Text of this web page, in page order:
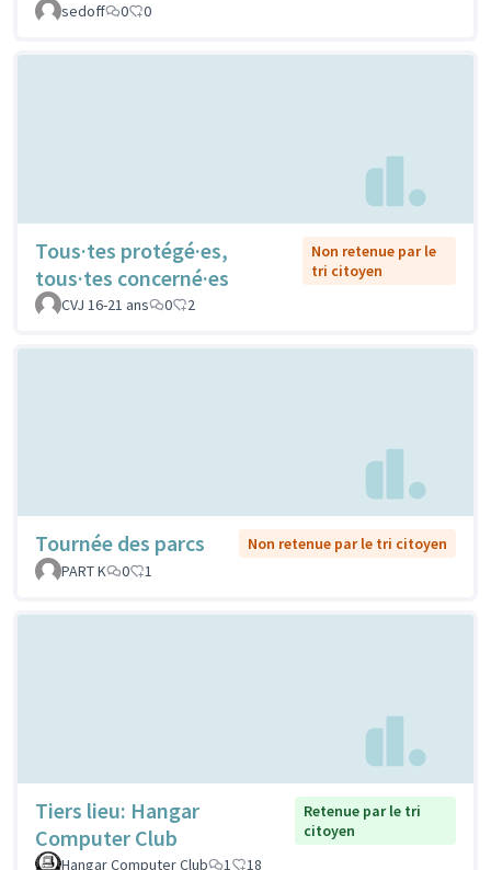
sedoff 0 0
Tous·tes protégé·es,
tous·tes concerné·es
Non retenue par le
tri citoyen
CVJ 16-21 ans
0 2
Tournée des parcs
Non retenue par le tri citoyen
PART K
0 1
Tiers lieu: Hangar
Computer Club
Retenue par le tri
citoyen
Hangar Computer Club
1 18